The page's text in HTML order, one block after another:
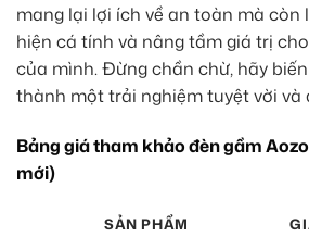
mang lại lợi ích về an toàn mà còn
hiện cá tính và nâng tầm giá trị
của mình. Đừng chần chừ, hãy
thành một trải nghiệm tuyệt vời và
Bảng giá tham khảo đèn gầm
mới)
SẢN PHẨM